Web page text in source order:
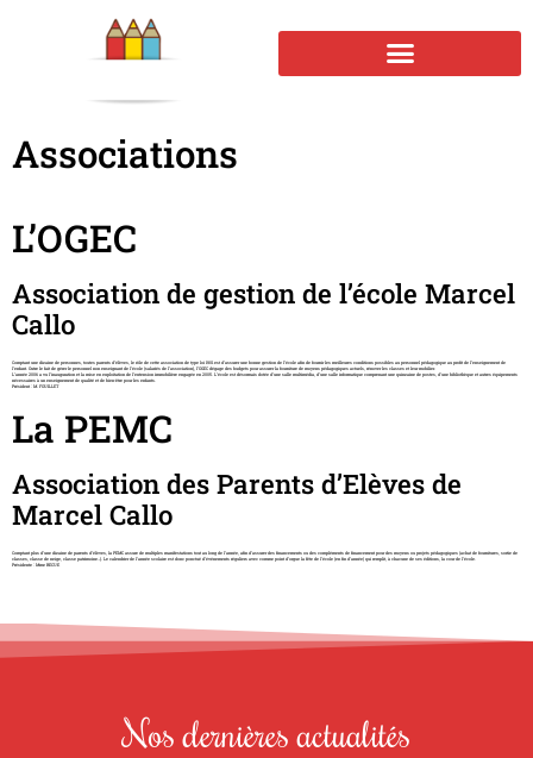
Associations
L’OGEC
Association de gestion de l’école Marcel
Callo
Comptant une dizaine de personnes, toutes parents d’élèves, le rôle de cette association de type loi 1901 est d’assurer une bonne gestion de l’école afin de fournir les meilleures conditions possibles au personnel pédagogique au profit de l’enseignement de
l’enfant. Outre le fait de gérer le personnel non enseignant de l’école (salariés de l’association), l’OGEC dégage des budgets pour assurer la fourniture de moyens pédagogiques actuels, rénover les classes et leur mobilier.
L’année 2006 a vu l’inauguration et la mise en exploitation de l’extension immobilière engagée en 2005. L’école est désormais dotée d’une salle multimédia, d’une salle informatique comprenant une quinzaine de postes, d’une bibliothèque et autres équipements
nécessaires à un enseignement de qualité et de bien-être pour les enfants.
Président : M. FOUILLET
La PEMC
Association des Parents d’Elèves de
Marcel Callo
Comptant plus d’une dizaine de parents d’élèves, la PEMC assure de multiples manifestations tout au long de l’année, afin d’assurer des financements ou des compléments de financement pour des moyens ou projets pédagogiques (achat de fournitures, sortie de
classes, classe de neige, classe patrimoine…). Le calendrier de l’année scolaire est donc ponctué d’événements réguliers avec comme point d’orgue la fête de l’école (en fin d’année) qui remplit, à chacune de ses éditions, la cour de l’école.
Présidente : Mme BECUE
Nos dernières actualités